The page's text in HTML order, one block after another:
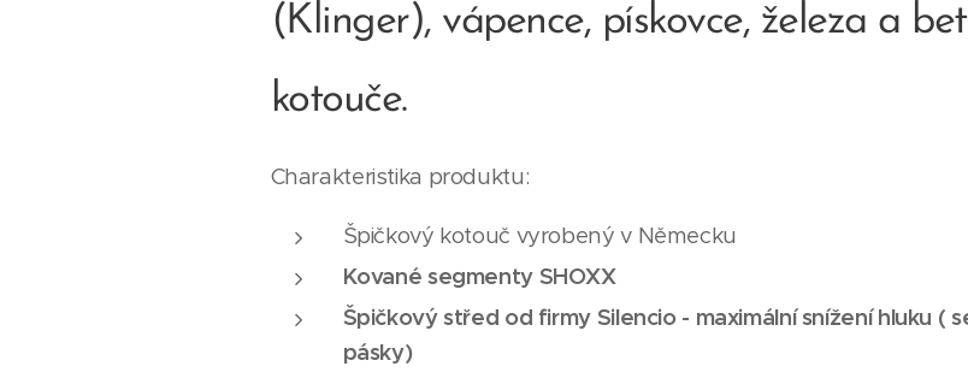
(Klinger), vápence, pískovce, železa a
kotouče.
Charakteristika produktu:
Špičkový kotouč vyrobený v Německu
Kované segmenty SHOXX
Špičkový střed od firmy Silencio - maximální snížení hluku (
pásky)